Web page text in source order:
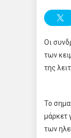
Οι
των
της
Το
μάρκετ
των